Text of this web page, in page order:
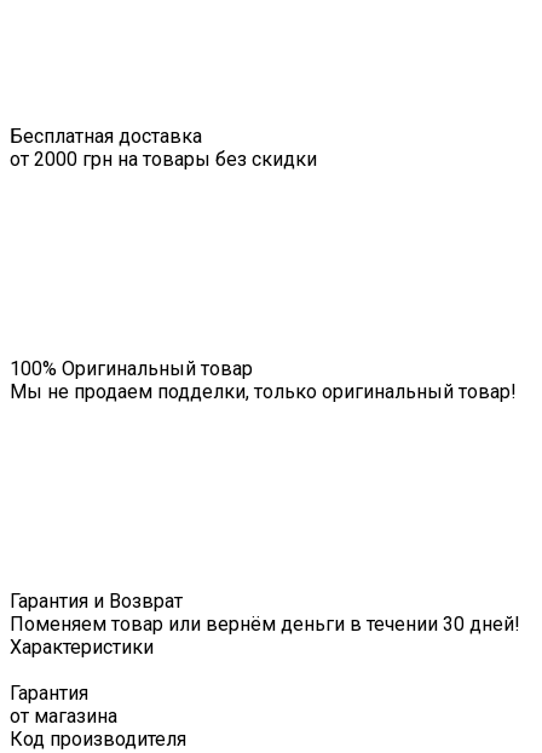
Бесплатная доставка
от 2000 грн на товары без скидки
100% Оригинальный товар
Мы не продаем подделки, только оригинальный товар!
Гарантия и Возврат
Поменяем товар или вернём деньги в течении 30 дней!
Характеристики
Гарантия
от магазина
Код производителя